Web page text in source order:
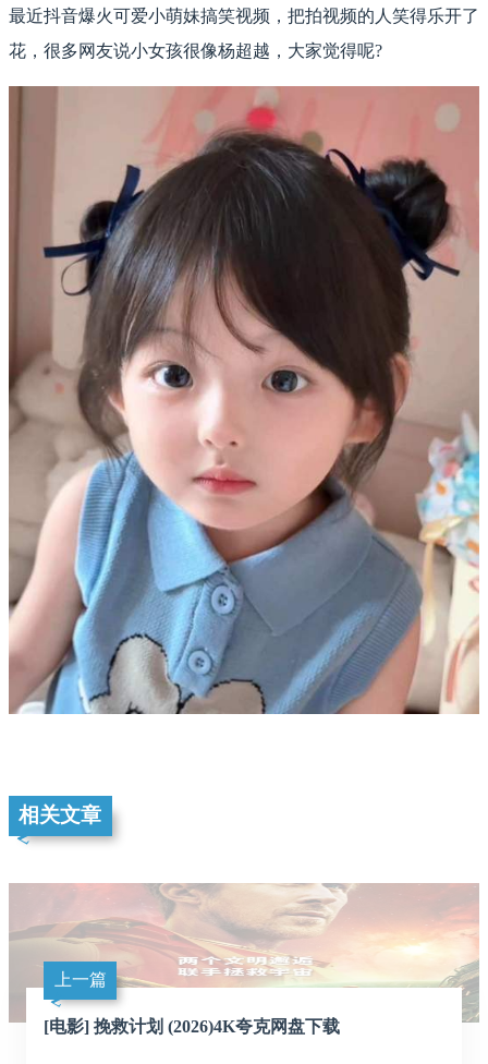
最近抖音爆火可爱小萌妹搞笑视频，把拍视频的人笑得乐开了
花，很多网友说小女孩很像杨超越，大家觉得呢?
相关文章
上一篇
[电影] 挽救计划 (2026)4K夸克网盘下载